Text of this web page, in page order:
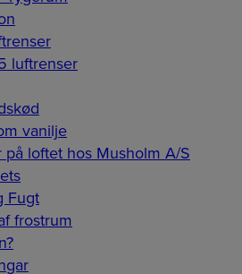
luftrenser
vanilje
på loftet hos Musholm A/S
Fugt
frostrum